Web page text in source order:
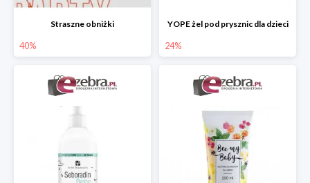
Straszne obniżki
40%
YOPE żel pod prysznic dla dzieci
24%